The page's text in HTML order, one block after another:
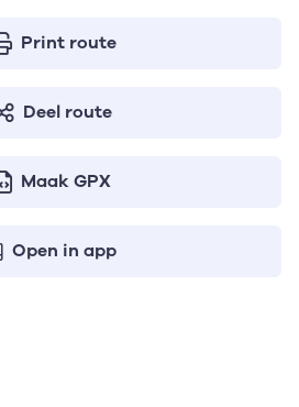
Print route
Deel route
Maak GPX
Open in app